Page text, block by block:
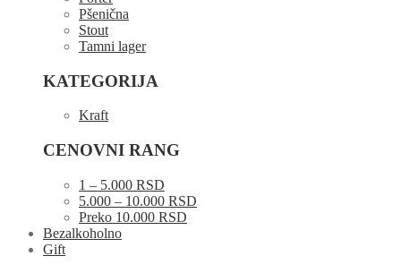
Pšenična
Stout
Tamni lager
KATEGORIJA
Kraft
CENOVNI RANG
1 – 5.000 RSD
5.000 – 10.000 RSD
Preko 10.000 RSD
Bezalkoholno
Gift